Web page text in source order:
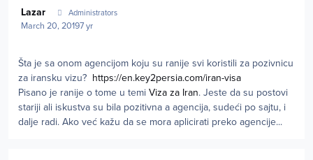
Lazar Administrators
March 20, 20197 yr
Šta je sa onom agencijom koju su ranije svi koristili za pozivnicu
za iransku vizu? https://en.key2persia.com/iran-visa
Pisano je ranije o tome u temi Viza za Iran. Jeste da su postovi
stariji ali iskustva su bila pozitivna a agencija, sudeći po sajtu, i
dalje radi. Ako već kažu da se mora aplicirati preko agencije...